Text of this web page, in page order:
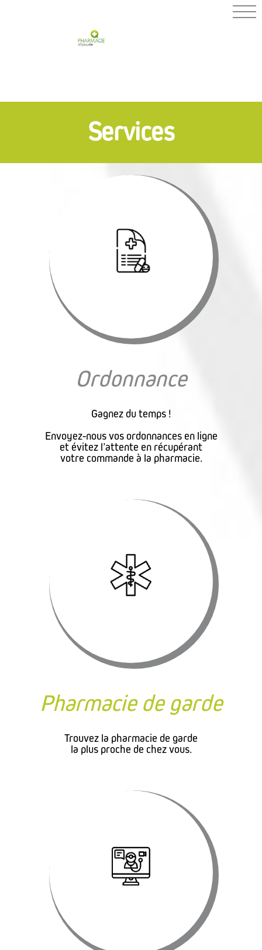
Services
Ordonnance
Gagnez du temps !
Envoyez-nous vos ordonnances en ligne
et évitez l’attente en récupérant
votre commande à la pharmacie.
Pharmacie de garde
Trouvez la pharmacie de garde
la plus proche de chez vous.